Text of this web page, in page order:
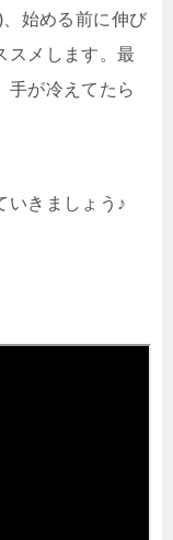
始める前に伸び
スメします。最
手が冷えてたら
いきましょう♪